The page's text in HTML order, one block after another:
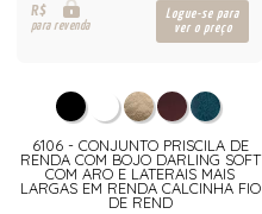
R$
para revenda
Logue-se para
ver o preço
6106 - CONJUNTO PRISCILA DE
RENDA COM BOJO DARLING SOFT
COM ARO E LATERAIS MAIS
LARGAS EM RENDA CALCINHA FIO
DE REND